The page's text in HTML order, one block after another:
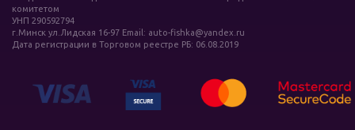
комитетом
УНП 290592794
г.Минск ул.Лидская 16-97 Email: auto-fishka@yandex.ru
Дата регистрации в Торговом реестре РБ: 06.08.2019